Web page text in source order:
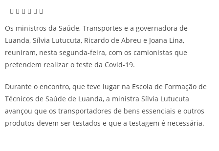
Os ministros da Saúde, Transportes e a governadora de
Luanda, Sílvia Lutucuta, Ricardo de Abreu e Joana Lina,
reuniram, nesta segunda-feira, com os camionistas que
pretendem realizar o teste da Covid-19.
Durante o encontro, que teve lugar na Escola de Formação de
Técnicos de Saúde de Luanda, a ministra Sílvia Lutucuta
avançou que os transportadores de bens essenciais e outros
produtos devem ser testados e que a testagem é necessária.